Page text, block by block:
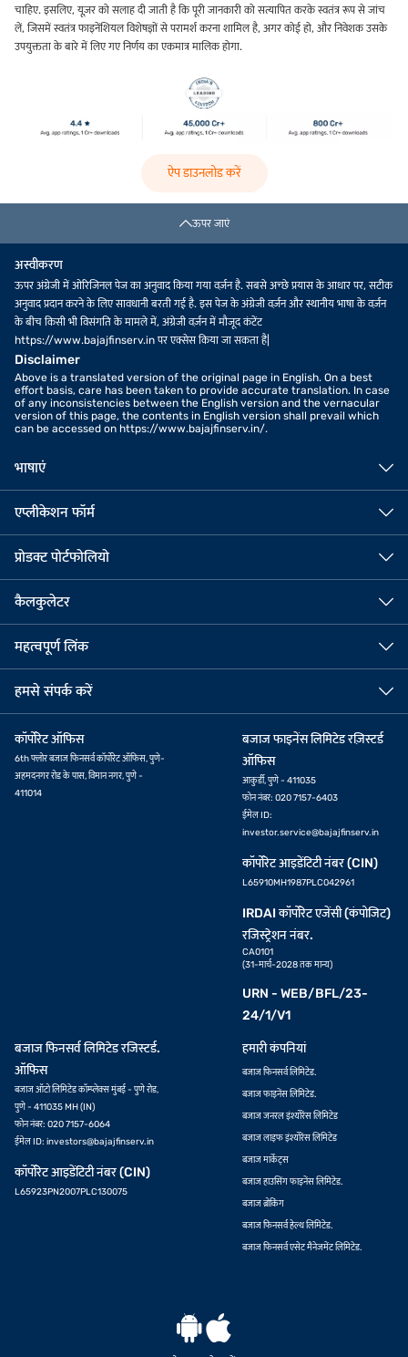
चाहिए. इसलिए, यूज़र को सलाह दी जाती है कि पूरी जानकारी को सत्यापित करके स्वतंत्र रूप से जांच
लें, जिसमें स्वतंत्र फाइनेंशियल विशेषज्ञों से परामर्श करना शामिल है, अगर कोई हो, और निवेशक उसके
उपयुक्तता के बारे में लिए गए निर्णय का एकमात्र मालिक होगा.
ऐप डाउनलोड करें
ऊपर जाएं
अस्वीकरण
ऊपर अंग्रेजी में ओरिजिनल पेज का अनुवाद किया गया वर्ज़न है. सबसे अच्छे प्रयास के आधार पर, सटीक
अनुवाद प्रदान करने के लिए सावधानी बरती गई है. इस पेज के अंग्रेजी वर्ज़न और स्थानीय भाषा के वर्ज़न
के बीच किसी भी विसंगति के मामले में, अंग्रेजी वर्ज़न में मौजूद कंटेंट
https://www.bajajfinserv.in पर एक्सेस किया जा सकता है|
Disclaimer
Above is a translated version of the original page in English. On a best
effort basis, care has been taken to provide accurate translation. In case
of any inconsistencies between the English version and the vernacular
version of this page, the contents in English version shall prevail which
can be accessed on https://www.bajajfinserv.in/.
भाषाएं
एप्लीकेशन फॉर्म
प्रोडक्ट पोर्टफोलियो
कैलकुलेटर
महत्वपूर्ण लिंक
हमसे संपर्क करें
कॉर्पोरेट ऑफिस
6th फ्लोर बजाज फिनसर्व कॉर्पोरेट ऑफिस, पुणे-
अहमदनगर रोड के पास, विमान नगर, पुणे -
411014
बजाज फाइनेंस लिमिटेड रज़िस्टर्ड
ऑफिस
आकुर्डी, पुणे - 411035
फोन नंबर: 020 7157-6403
ईमेल ID:
investor.service@bajajfinserv.in
कॉर्पोरेट आइडेंटिटी नंबर (CIN)
L65910MH1987PLC042961
IRDAI कॉर्पोरेट एजेंसी (कंपोजिट)
रजिस्ट्रेशन नंबर.
CA0101
(31-मार्च-2028 तक मान्य)
URN - WEB/BFL/23-
24/1/V1
बजाज फिनसर्व लिमिटेड रजिस्टर्ड.
ऑफिस
बजाज ऑटो लिमिटेड कॉम्प्लेक्स मुंबई - पुणे रोड,
पुणे - 411035 MH (IN)
फोन नंबर: 020 7157-6064
ईमेल ID: investors@bajajfinserv.in
कॉर्पोरेट आइडेंटिटी नंबर (CIN)
L65923PN2007PLC130075
हमारी कंपनियां
बजाज फिनसर्व लिमिटेड.
बजाज फाइनेंस लिमिटेड.
बजाज जनरल इंश्योरेंस लिमिटेड
बजाज लाइफ इंश्योरेंस लिमिटेड
बजाज मार्केट्स
बजाज हाउसिंग फाइनेंस लिमिटेड.
बजाज ब्रोकिंग
बजाज फिनसर्व हेल्थ लिमिटेड.
बजाज फिनसर्व एसेट मैनेजमेंट लिमिटेड.